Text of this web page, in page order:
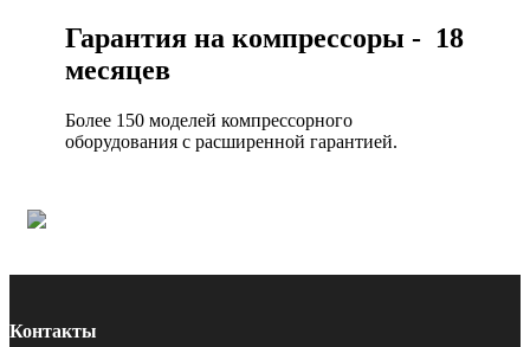
Гарантия на компрессоры - 18
месяцев
Более 150 моделей компрессорного
оборудования с расширенной гарантией.
Контакты